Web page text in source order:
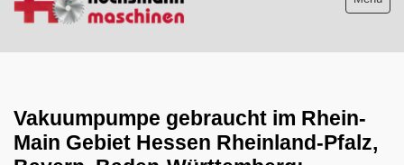
aktuelle Neuzugänge
Absauganlagen
Vakuumpumpe gebraucht im Rhein-
Main Gebiet Hessen Rheinland-Pfalz,